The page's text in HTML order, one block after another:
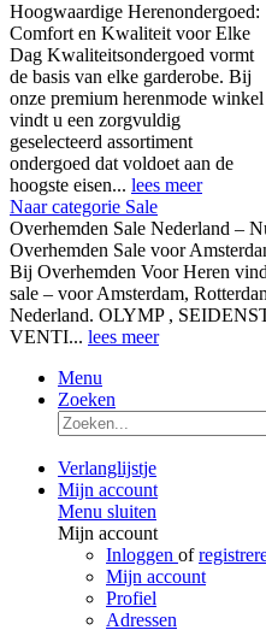
Hoogwaardige Herenondergoed:
Comfort en Kwaliteit voor Elke
Dag Kwaliteitsondergoed vormt
de basis van elke garderobe. Bij
onze premium herenmode winkel
vindt u een zorgvuldig
geselecteerd assortiment
ondergoed dat voldoet aan de
hoogste eisen... lees meer
Naar categorie Sale
Overhemden Sale Nederland –
Overhemden Sale voor
Bij Overhemden Voor Heren
sale – voor Amsterdam,
Nederland. OLYMP ,
VENTI... lees meer
Menu
Zoeken
Verlanglijstje
Mijn account
Menu sluiten
Mijn account
Inloggen of
Mijn account
Profiel
Adressen